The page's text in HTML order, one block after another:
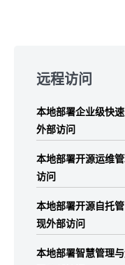
footer
远程访问
本地部署企业级快
外部访问
本地部署开源运维
访问
本地部署开源自托
现外部访问
本地部署智慧管理